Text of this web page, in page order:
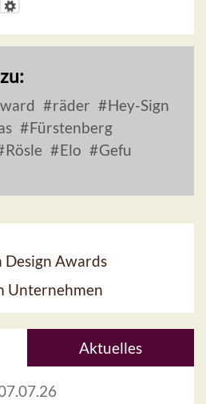
räder
Hey-Sign
Fürstenberg
Rösle Elo
Gefu
Design Awards
Unternehmen
Aktuelles